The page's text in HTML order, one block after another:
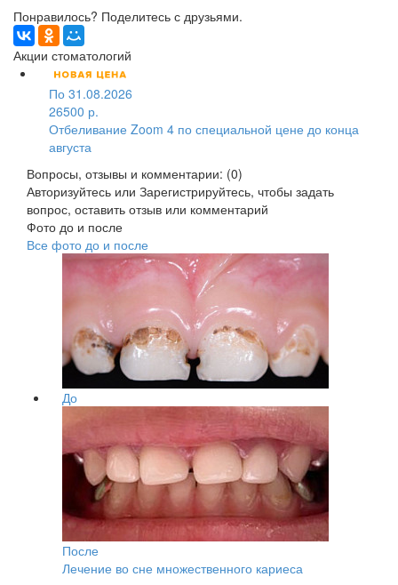
Понравилось? Поделитесь с друзьями.
Акции стоматологий
По 31.08.2026
26500 р.
Отбеливание Zoom 4 по специальной цене до конца
августа
Вопросы, отзывы и комментарии: (0)
Авторизуйтесь или Зарегистрируйтесь, чтобы задать
вопрос, оставить отзыв или комментарий
Фото до и после
Все фото до и после
До
После
Лечение во сне множественного кариеса